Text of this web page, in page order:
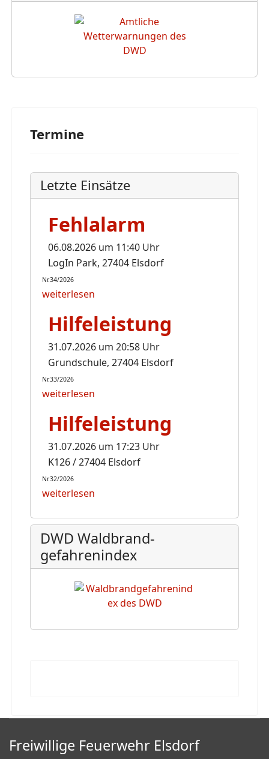
Termine
Letzte Einsätze
Fehlalarm
06.08.2026 um 11:40 Uhr
LogIn Park, 27404 Elsdorf
Nr.34/2026
weiterlesen
Hilfeleistung
31.07.2026 um 20:58 Uhr
Grundschule, 27404 Elsdorf
Nr.33/2026
weiterlesen
Hilfeleistung
31.07.2026 um 17:23 Uhr
K126 / 27404 Elsdorf
Nr.32/2026
weiterlesen
DWD Waldbrand-
gefahrenindex
Freiwillige Feuerwehr Elsdorf